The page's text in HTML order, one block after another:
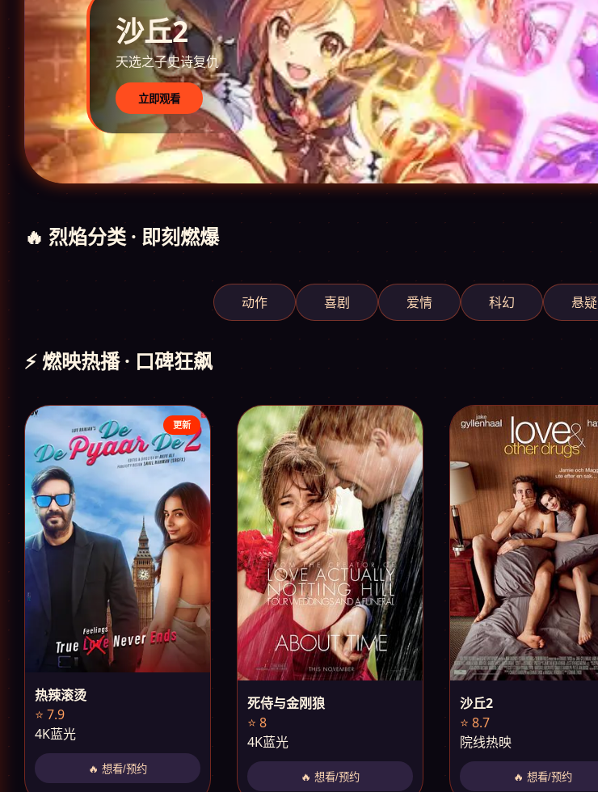
沙丘2
天选之子史诗复仇
立即观看
🔥 烈焰分类 · 即刻燃爆
动作 喜剧 爱情 科幻 悬疑
⚡ 燃映热播 · 口碑狂飙
更新
热辣滚烫
⭐ 7.9
4K蓝光
🔥 想看/预约
死侍与金刚狼
⭐ 8
4K蓝光
🔥 想看/预约
沙丘2
⭐ 8.7
院线热映
🔥 想看/预约